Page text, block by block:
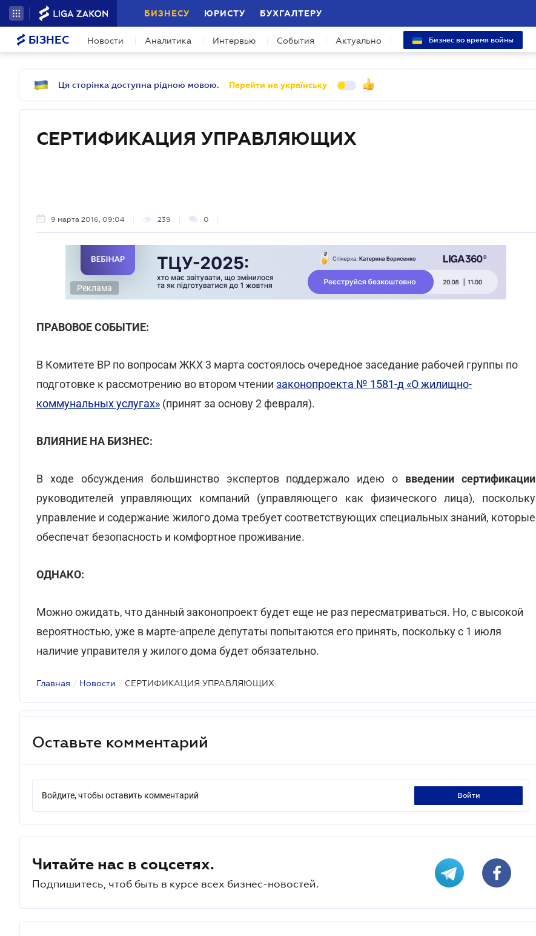
БИЗНЕСУ ЮРИСТУ БУХГАЛТЕРУ
БІЗНЕС Новости Аналитика Интервью События Актуально Бизнес во время войны
Ця сторінка доступна рідною мовою. Перейти на українську
СЕРТИФИКАЦИЯ УПРАВЛЯЮЩИХ
9 марта 2016, 09:04 239 0
Реклама
ПРАВОВОЕ СОБЫТИЕ:
В Комитете ВР по вопросам ЖКХ 3 марта состоялось очередное заседание рабочей группы по
подготовке к рассмотрению во втором чтении законопроекта № 1581-д «О жилищно-
коммунальных услугах» (принят за основу 2 февраля).
ВЛИЯНИЕ НА БИЗНЕС:
В ходе обсуждения большинство экспертов поддержало идею о введении сертификации
руководителей управляющих компаний (управляющего как физического лица), поскольку
управление и содержание жилого дома требует соответствующих специальных знаний, которые
обеспечат безопасность и комфортное проживание.
ОДНАКО:
Можно ожидать, что данный законопроект будет еще не раз пересматриваться. Но, с высокой
вероятностью, уже в марте-апреле депутаты попытаются его принять, поскольку с 1 июля
наличие управителя у жилого дома будет обязательно.
Главная / Новости / СЕРТИФИКАЦИЯ УПРАВЛЯЮЩИХ
Оставьте комментарий
Войдите, чтобы оставить комментарий войти
Читайте нас в соцсетях.
Подпишитесь, чтоб быть в курсе всех бизнес-новостей.